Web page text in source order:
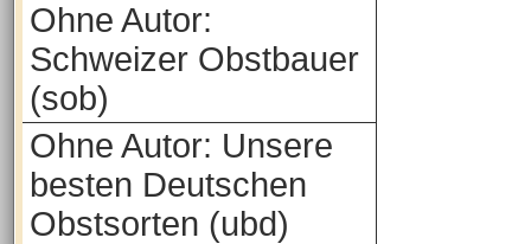
Ohne Autor:
Schweizer Obstbauer
(sob)
Ohne Autor: Unsere
besten Deutschen
Obstsorten (ubd)